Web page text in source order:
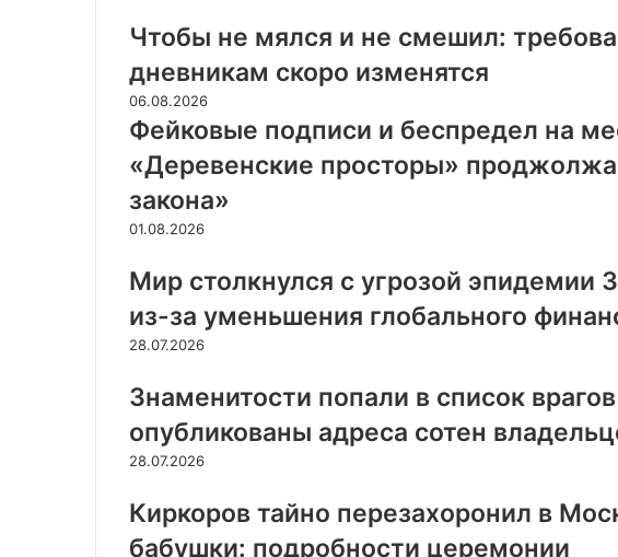
Чтобы не мялся и не смешил:
дневникам скоро изменятся
06.08.2026
Фейковые подписи и беспредел на
«Деревенские просторы»
закона»
01.08.2026
Мир столкнулся с угрозой эпидемии
из-за уменьшения глобального
28.07.2026
Знаменитости попали в список
опубликованы адреса сотен
28.07.2026
Киркоров тайно перезахоронил в
бабушки: подробности церемонии